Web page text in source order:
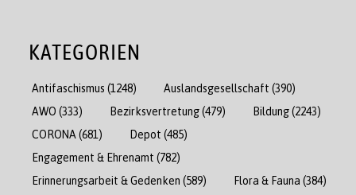
KATEGORIEN
Antifaschismus (1248) Auslandsgesellschaft (390)
AWO (333) Bezirksvertretung(479) Bildung(2243)
CORONA (681) Depot (485)
Engagement & Ehrenamt (782)
Erinnerungsarbeit & Gedenken (589) Flora & Fauna (384)